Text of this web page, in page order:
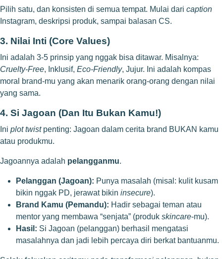
Pilih satu, dan konsisten di semua tempat. Mulai dari caption
Instagram, deskripsi produk, sampai balasan CS.
3. Nilai Inti (Core Values)
Ini adalah 3-5 prinsip yang nggak bisa ditawar. Misalnya:
Cruelty-Free, Inklusif, Eco-Friendly, Jujur. Ini adalah kompas
moral brand-mu yang akan menarik orang-orang dengan nilai
yang sama.
4. Si Jagoan (Dan Itu Bukan Kamu!)
Ini plot twistpenting: Jagoan dalam cerita brand BUKAN kamu
atau produkmu.
Jagoannya adalah pelangganmu.
Pelanggan (Jagoan): Punya masalah (misal: kulit kusam
bikin nggak PD, jerawat bikin insecure).
Brand Kamu (Pemandu): Hadir sebagai teman atau
mentor yang membawa “senjata” (produk skincare-mu).
Hasil: Si Jagoan (pelanggan) berhasil mengatasi
masalahnya dan jadi lebih percaya diri berkat bantuanmu.